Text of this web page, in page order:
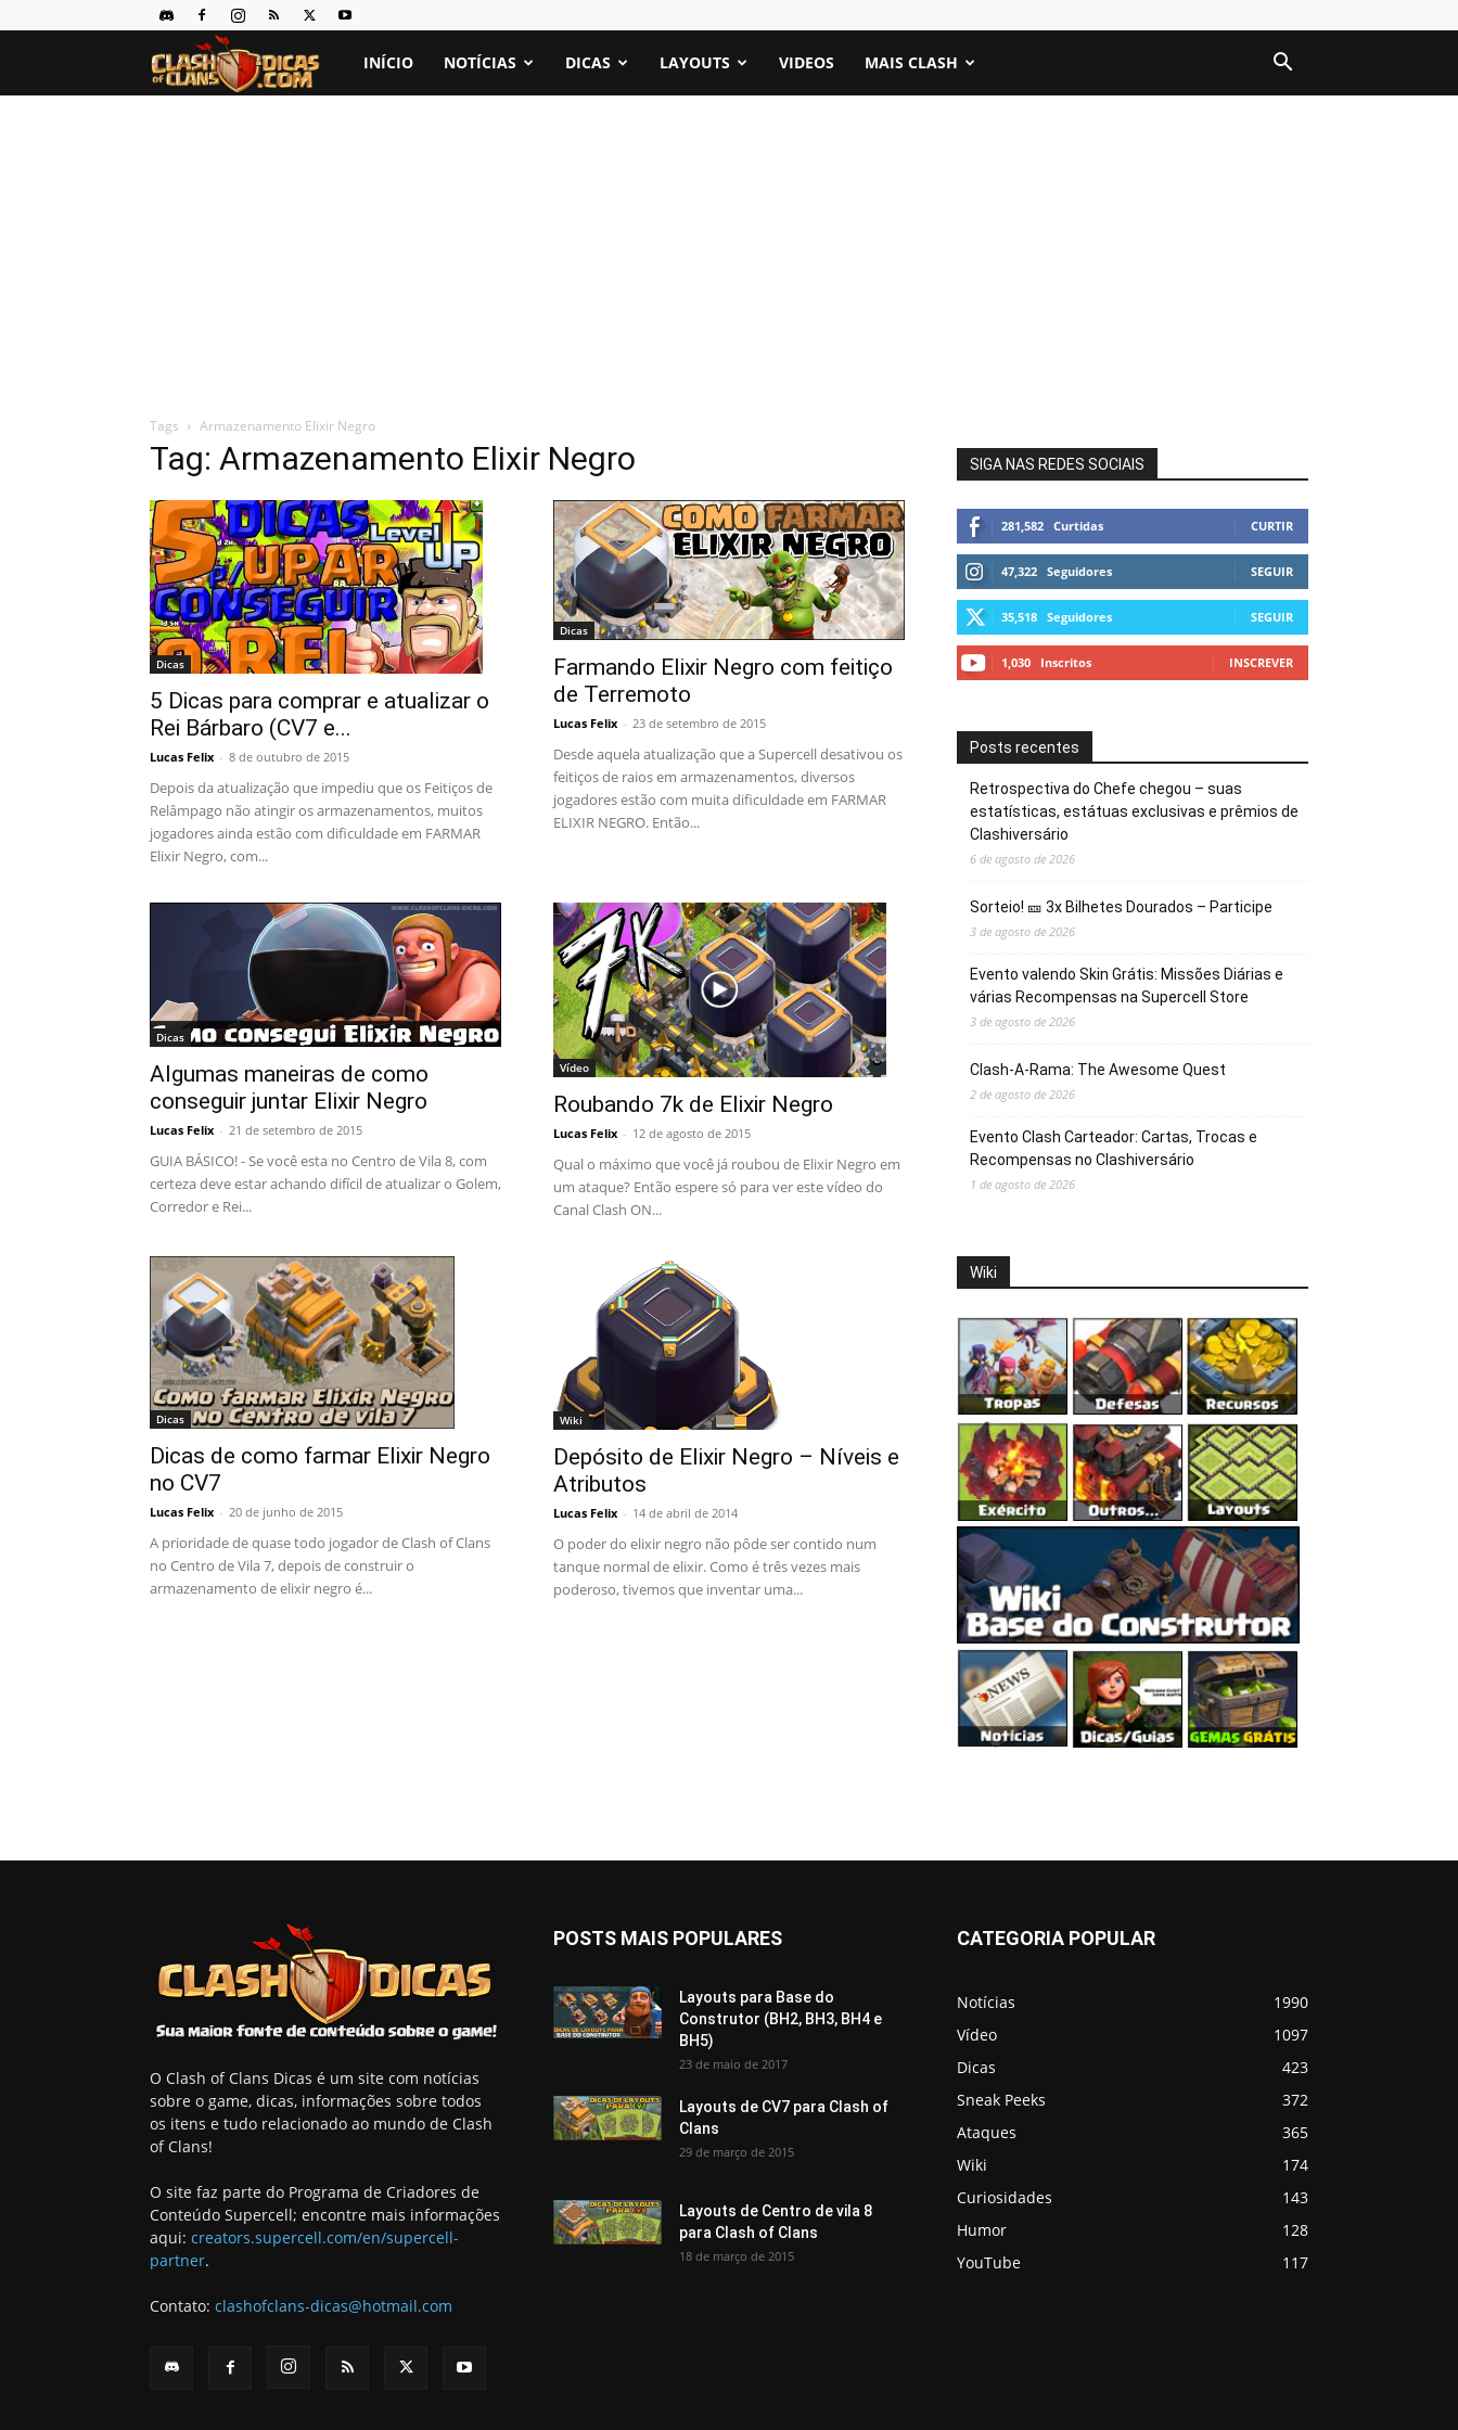
Clash
INÍCIO NOTÍCIAS DICAS LAYOUTS VIDEOS MAIS CLASH
Tags Armazenamento Elixir Negro
Tag: Armazenamento Elixir Negro
Dicas
5 Dicas para comprar e atualizar o
Rei Bárbaro (CV7 e...
Lucas Felix - 8 de outubro de 2015
Depois da atualização que impediu que os Feitiços de
Relâmpago não atingir os armazenamentos, muitos
jogadores ainda estão com dificuldade em FARMAR
Elixir Negro, com...
Dicas
Farmando Elixir Negro com feitiço
de Terremoto
Lucas Felix - 23 de setembro de 2015
Desde aquela atualização que a Supercell desativou os
feitiços de raios em armazenamentos, diversos
jogadores estão com muita dificuldade em FARMAR
ELIXIR NEGRO. Então...
Dicas
Algumas maneiras de como
conseguir juntar Elixir Negro
Lucas Felix - 21 de setembro de 2015
GUIA BÁSICO! - Se você esta no Centro de Vila 8, com
certeza deve estar achando difícil de atualizar o Golem,
Corredor e Rei...
Vídeo
Roubando 7k de Elixir Negro
Lucas Felix - 12 de agosto de 2015
Qual o máximo que você já roubou de Elixir Negro em
um ataque? Então espere só para ver este vídeo do
Canal Clash ON...
Dicas
Dicas de como farmar Elixir Negro
no CV7
Lucas Felix - 20 de junho de 2015
A prioridade de quase todo jogador de Clash of Clans
no Centro de Vila 7, depois de construir o
armazenamento de elixir negro é...
Wiki
Depósito de Elixir Negro – Níveis e
Atributos
Lucas Felix - 14 de abril de 2014
O poder do elixir negro não pôde ser contido num
tanque normal de elixir. Como é três vezes mais
poderoso, tivemos que inventar uma...
SIGA NAS REDES SOCIAIS
281,582 Curtidas CURTIR
47,322 Seguidores SEGUIR
35,518 Seguidores SEGUIR
1,030 Inscritos INSCREVER
Posts recentes
Retrospectiva do Chefe chegou – suas
estatísticas, estátuas exclusivas e prêmios de
Clashiversário
6 de agosto de 2026
Sorteio! 🎫 3x Bilhetes Dourados – Participe
3 de agosto de 2026
Evento valendo Skin Grátis: Missões Diárias e
várias Recompensas na Supercell Store
3 de agosto de 2026
Clash-A-Rama: The Awesome Quest
2 de agosto de 2026
Evento Clash Carteador: Cartas, Trocas e
Recompensas no Clashiversário
1 de agosto de 2026
Wiki
O Clash of Clans Dicas é um site com notícias
sobre o game, dicas, informações sobre todos
os itens e tudo relacionado ao mundo de Clash
of Clans!
O site faz parte do Programa de Criadores de
Conteúdo Supercell; encontre mais informações
aqui: creators.supercell.com/en/supercell-
partner.
Contato: clashofclans-dicas@hotmail.com
POSTS MAIS POPULARES
Layouts para Base do
Construtor (BH2, BH3, BH4 e
BH5)
23 de maio de 2017
Layouts de CV7 para Clash of
Clans
29 de março de 2015
Layouts de Centro de vila 8
para Clash of Clans
18 de março de 2015
CATEGORIA POPULAR
Notícias
1990
Vídeo
1097
Dicas
423
Sneak Peeks
372
Ataques
365
Wiki
174
Curiosidades
143
Humor
128
YouTube
117